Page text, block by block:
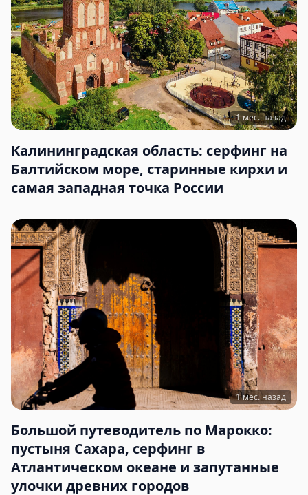
1 мес. назад
Калининградская область: серфинг на
Балтийском море, старинные кирхи и
самая западная точка России
1 мес. назад
Большой путеводитель по Марокко:
пустыня Сахара, серфинг в
Атлантическом океане и запутанные
улочки древних городов